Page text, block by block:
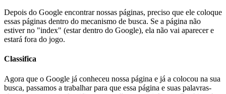
Depois do Google encontrar nossas páginas, preciso que ele coloque
essas páginas dentro do mecanismo de busca. Se a página não
estiver no "index" (estar dentro do Google), ela não vai aparecer e
estará fora do jogo.
Classifica
Agora que o Google já conheceu nossa página e já a colocou na sua
busca, passamos a trabalhar para que essa página e suas palavras-